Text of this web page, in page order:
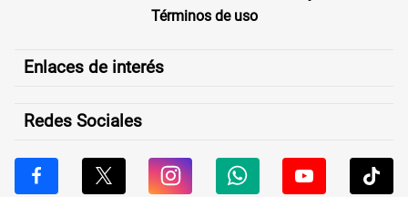
Términos de uso
Enlaces de interés
Redes Sociales